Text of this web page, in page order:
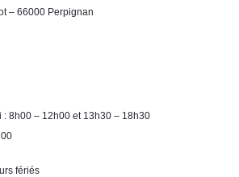
– 66000 Perpignan
: 8h00 – 12h00 et 13h30 – 18h30
fériés